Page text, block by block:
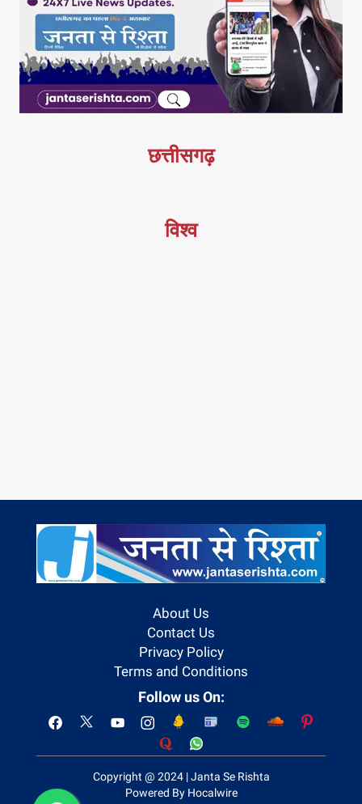
छत्तीसगढ़
विश्व
About Us
Contact Us
Privacy Policy
Terms and Conditions
Follow us On:
Copyright @ 2024 | Janta Se Rishta
Powered By Hocalwire